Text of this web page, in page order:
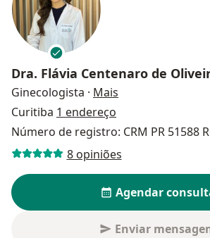
Dra. Flávia Centenaro de
Ginecologista · Mais
Curitiba 1 endereço
Número de registro: CRM PR 51588
8 opiniões
Agendar
Enviar